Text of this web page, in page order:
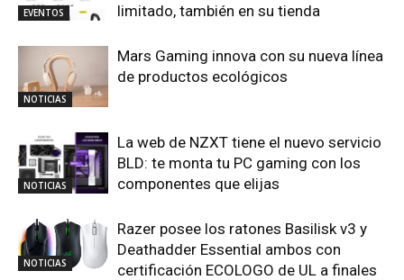
EVENTOS
limitado, también en su tienda
NOTICIAS
Mars Gaming innova con su nueva línea
de productos ecológicos
NOTICIAS
La web de NZXT tiene el nuevo servicio
BLD: te monta tu PC gaming con los
componentes que elijas
NOTICIAS
Razer posee los ratones Basilisk v3 y
Deathadder Essential ambos con
certificación ECOLOGO de UL a finales